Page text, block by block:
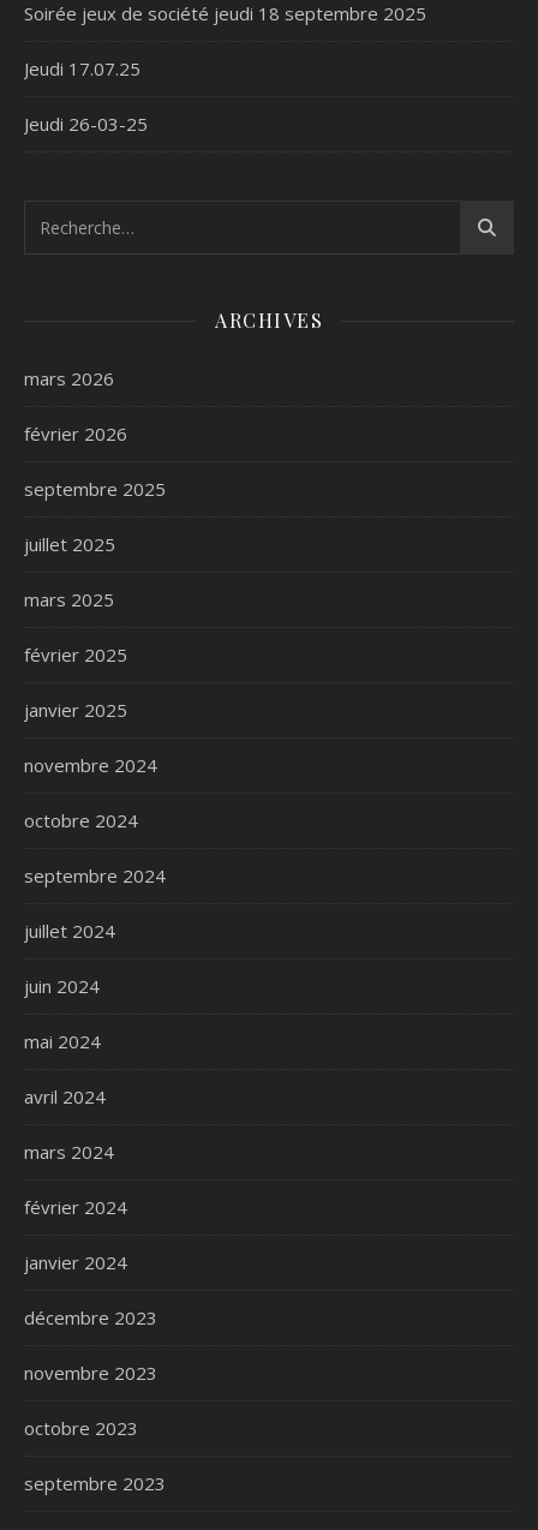
Soirée jeux de société jeudi 18 septembre 2025
Jeudi 17.07.25
Jeudi 26-03-25
ARCHIVES
mars 2026
février 2026
septembre 2025
juillet 2025
mars 2025
février 2025
janvier 2025
novembre 2024
octobre 2024
septembre 2024
juillet 2024
juin 2024
mai 2024
avril 2024
mars 2024
février 2024
janvier 2024
décembre 2023
novembre 2023
octobre 2023
septembre 2023